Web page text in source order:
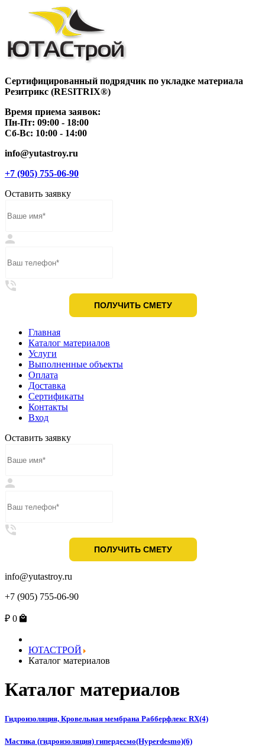
Сертифицированный подрядчик по укладке материала
Резитрикс (RESITRIX®)
Время приема заявок:
Пн-Пт: 09:00 - 18:00
Сб-Вс: 10:00 - 14:00
info@yutastroy.ru
+7 (905) 755-06-90
Оставить заявку
Главная
Каталог материалов
Услуги
Выполненные объекты
Оплата
Доставка
Сертификаты
Контакты
Вход
Оставить заявку
info@yutastroy.ru
+7 (905) 755-06-90
₽ 0
ЮТАСТРОЙ
Каталог материалов
Каталог материалов
Гидроизоляция, Кровельная мембрана Рабберфлекс RX(4)
Мастика (гидроизоляция) гипердесмо(Hyperdesmo)(6)